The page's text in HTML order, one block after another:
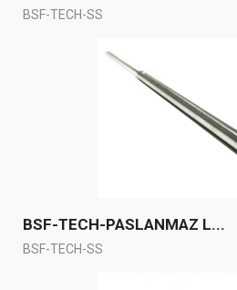
BSF-TECH-SS
BSF-TECH-PASLANMAZ L...
BSF-TECH-SS